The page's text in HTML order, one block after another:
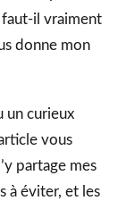
faut-il vraiment
donne mon
un curieux
vous
partage mes
à éviter, et les